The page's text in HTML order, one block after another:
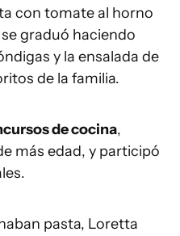
con tomate al horno
graduó haciendo
y la ensalada de
de la familia.
de cocina,
más edad, y participó
pasta, Loretta